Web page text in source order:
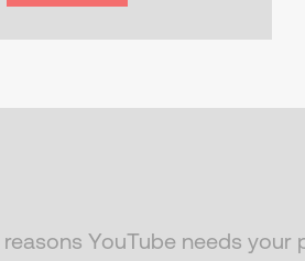
YouTube needs your